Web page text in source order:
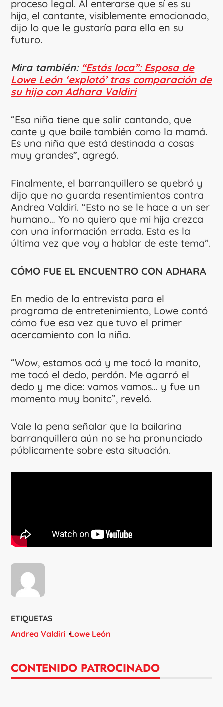
proceso legal. Al enterarse que sí es su
hija, el cantante, visiblemente emocionado,
dijo lo que le gustaría para ella en su
futuro.
Mira también: “Estás loca”: Esposa de
Lowe León ‘explotó’ tras comparación de
su hijo con Adhara Valdiri
“Esa niña tiene que salir cantando, que
cante y que baile también como la mamá.
Es una niña que está destinada a cosas
muy grandes”, agregó.
Finalmente, el barranquillero se quebró y
dijo que no guarda resentimientos contra
Andrea Valdiri. “Esto no se le hace a un ser
humano… Yo no quiero que mi hija crezca
con una información errada. Esta es la
última vez que voy a hablar de este tema”.
CÓMO FUE EL ENCUENTRO CON ADHARA
En medio de la entrevista para el
programa de entretenimiento, Lowe contó
cómo fue esa vez que tuvo el primer
acercamiento con la niña.
“Wow, estamos acá y me tocó la manito,
me tocó el dedo, perdón. Me agarró el
dedo y me dice: vamos vamos… y fue un
momento muy bonito”, reveló.
Vale la pena señalar que la bailarina
barranquillera aún no se ha pronunciado
públicamente sobre esta situación.
ETIQUETAS
Andrea Valdiri Lowe León
CONTENIDO PATROCINADO